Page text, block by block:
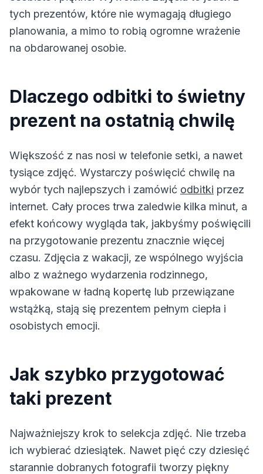
tych prezentów, które nie wymagają długiego
planowania, a mimo to robią ogromne wrażenie
na obdarowanej osobie.
Dlaczego odbitki to świetny
prezent na ostatnią chwilę
Większość z nas nosi w telefonie setki, a nawet
tysiące zdjęć. Wystarczy poświęcić chwilę na
wybór tych najlepszych i zamówić odbitki przez
internet. Cały proces trwa zaledwie kilka minut, a
efekt końcowy wygląda tak, jakbyśmy poświęcili
na przygotowanie prezentu znacznie więcej
czasu. Zdjęcia z wakacji, ze wspólnego wyjścia
albo z ważnego wydarzenia rodzinnego,
wpakowane w ładną kopertę lub przewiązane
wstążką, stają się prezentem pełnym ciepła i
osobistych emocji.
Jak szybko przygotować
taki prezent
Najważniejszy krok to selekcja zdjęć. Nie trzeba
ich wybierać dziesiątek. Nawet pięć czy dziesięć
starannie dobranych fotografii tworzy piękny